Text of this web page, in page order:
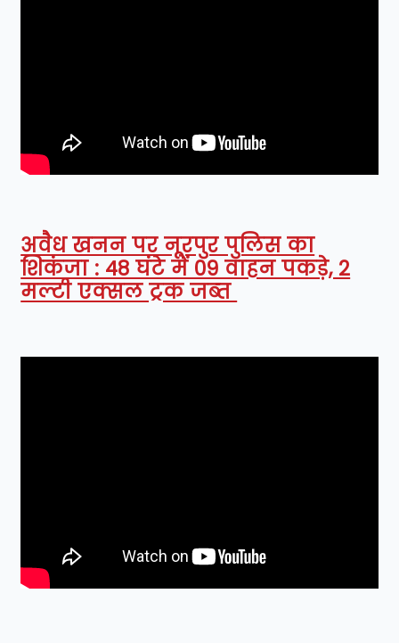
अवैध खनन पर नूरपुर पुलिस का
शिकंजा : 48 घंटे में 09 वाहन पकड़े, 2
मल्टी एक्सल ट्रक जब्त